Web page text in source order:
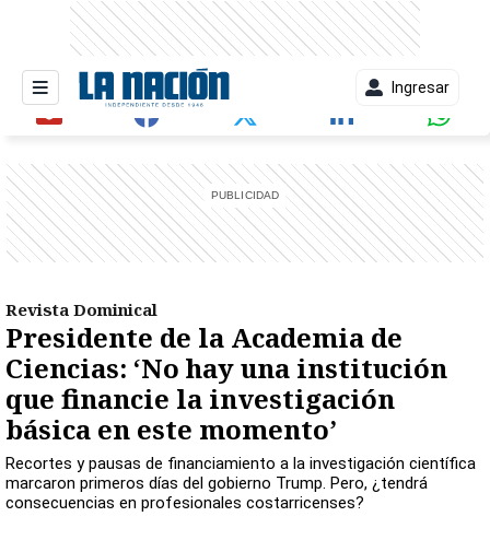
Ingresar
Revista Dominical
Presidente de la Academia de
Ciencias: ‘No hay una institución
que financie la investigación
básica en este momento’
Recortes y pausas de financiamiento a la investigación científica
marcaron primeros días del gobierno Trump. Pero, ¿tendrá
consecuencias en profesionales costarricenses?